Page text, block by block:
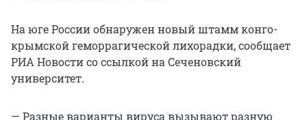
На юге России обнаружен новый штамм конго-
крымской геморрагической лихорадки, сообщает
РИА Новости со ссылкой на Сеченовский
университет.
— Разные варианты вируса вызывают разную